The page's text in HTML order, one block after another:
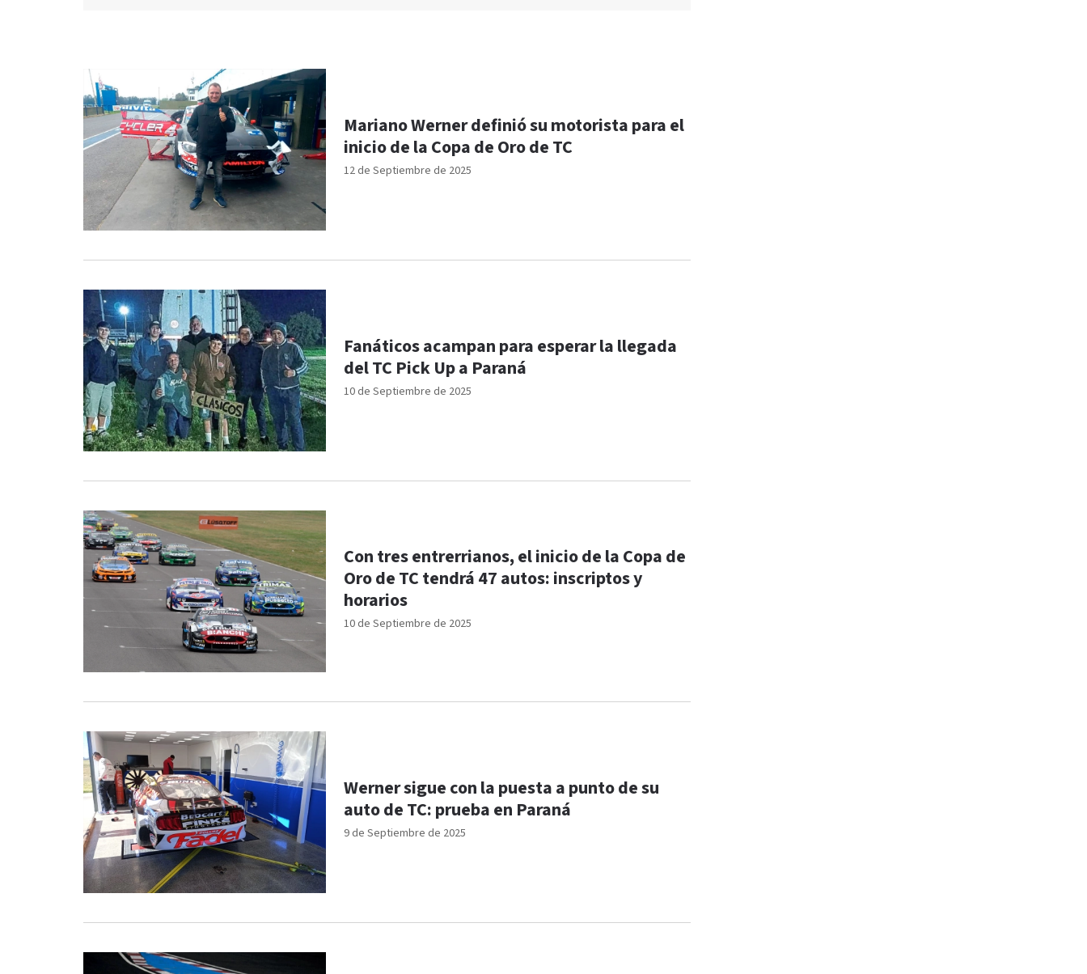
12 de Septiembre de 2025
Mariano Werner definió su motorista para el
inicio de la Copa de Oro de TC
10 de Septiembre de 2025
Fanáticos acampan para esperar la llegada
del TC Pick Up a Paraná
10 de Septiembre de 2025
Con tres entrerrianos, el inicio de la Copa de
Oro de TC tendrá 47 autos: inscriptos y
horarios
9 de Septiembre de 2025
Werner sigue con la puesta a punto de su
auto de TC: prueba en Paraná